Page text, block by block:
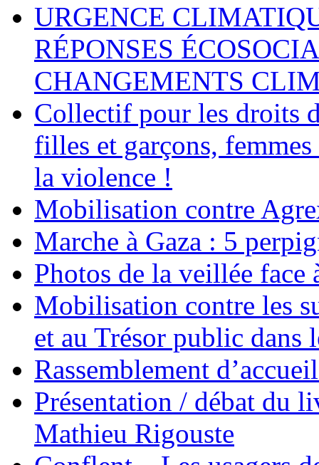
URGENCE
RÉPONSES
CHANGEMENTS
Collectif pour les droits
filles et garçons,
la violence !
Mobilisation contre
Marche à Gaza : 5
Photos de la veillée face
Mobilisation contre les
et au Trésor public dans
Rassemblement
Présentation / débat du
Mathieu Rigouste